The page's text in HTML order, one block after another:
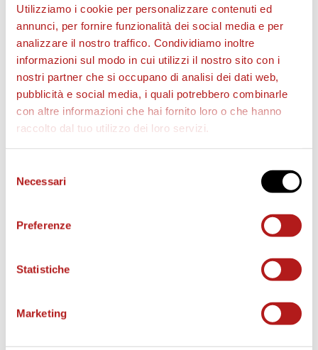
Utilizziamo i cookie per personalizzare contenuti ed
annunci, per fornire funzionalità dei social media e per
analizzare il nostro traffico. Condividiamo inoltre
informazioni sul modo in cui utilizzi il nostro sito con i
nostri partner che si occupano di analisi dei dati web,
pubblicità e social media, i quali potrebbero combinarle
con altre informazioni che hai fornito loro o che hanno
raccolto dal tuo utilizzo dei loro servizi.
delNecessari
Preferenze
Statistiche
Marketing
BIGLIETTI
AS CITTADELLA STORE